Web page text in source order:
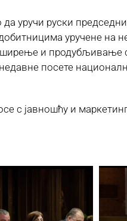
уручи руски
уручене на
и
посете
и